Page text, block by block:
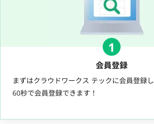
1
会員登録
まずはクラウドワークス テックに会員登録し
60秒で会員登録できます！